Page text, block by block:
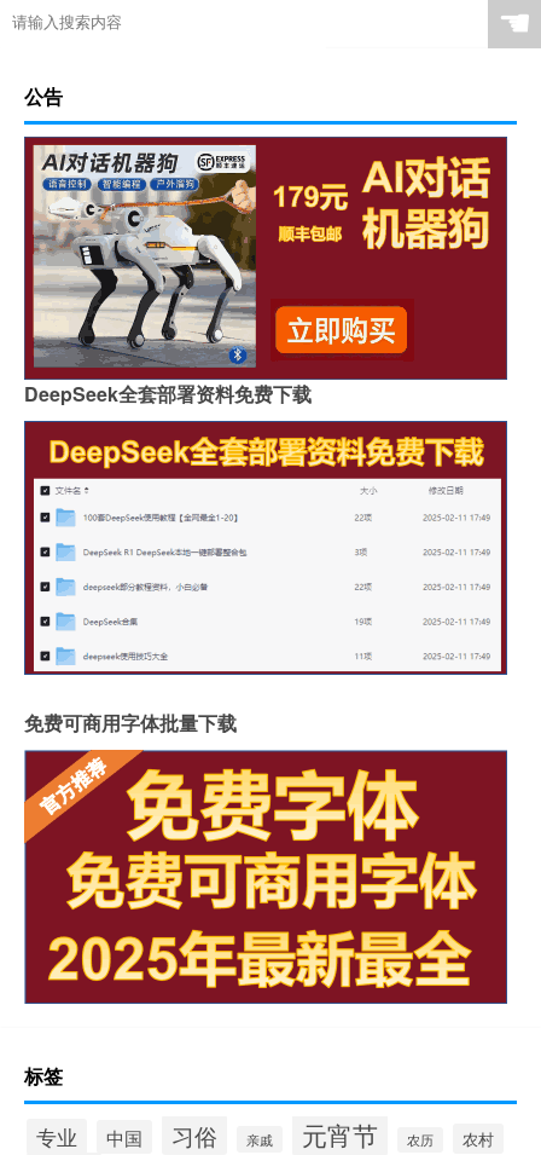
☚
公告
DeepSeek全套部署资料免费下载
免费可商用字体批量下载
标签
专业 中国 习俗 亲戚 元宵节 农历 农村